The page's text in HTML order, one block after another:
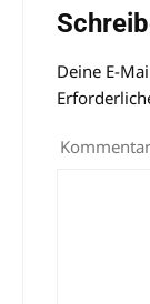
Deine E-
Kommentar
Alternative: